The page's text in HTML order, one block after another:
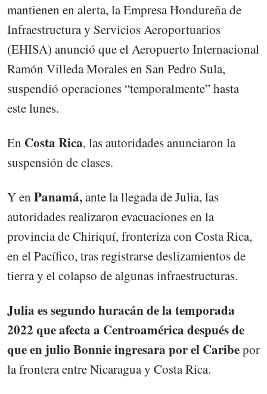
mantienen en alerta, la Empresa Hondureña de
Infraestructura y Servicios Aeroportuarios
(EHISA) anunció que el Aeropuerto Internacional
Ramón Villeda Morales en San Pedro Sula,
suspendió operaciones “temporalmente” hasta
este lunes.
En Costa Rica, las autoridades anunciaron la
suspensión de clases.
Y en Panamá,ante la llegada de Julia, las
autoridades realizaron evacuaciones en la
provincia de Chiriquí, fronteriza con Costa Rica,
en el Pacífico, tras registrarse deslizamientos de
tierra y el colapso de algunas infraestructuras.
Julia es segundo huracán de la temporada
2022 que afecta a Centroamérica después de
que en julio Bonnie ingresara por el Caribepor
la frontera entre Nicaragua y Costa Rica.